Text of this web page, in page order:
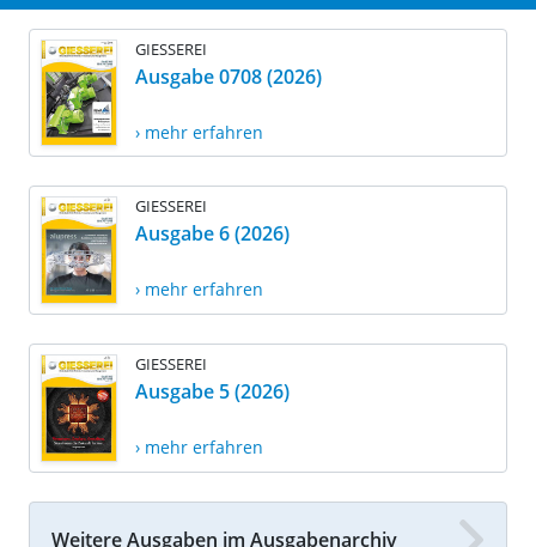
GIESSEREI
Ausgabe 0708 (2026)
› mehr erfahren
GIESSEREI
Ausgabe 6 (2026)
› mehr erfahren
GIESSEREI
Ausgabe 5 (2026)
› mehr erfahren
Weitere Ausgaben im Ausgabenarchiv